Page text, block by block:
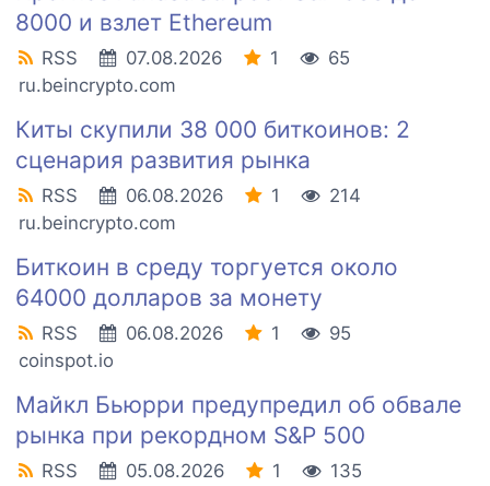
8000 и взлет Ethereum
RSS 07.08.2026 1
65
ru.beincrypto.com
Киты скупили 38 000 биткоинов: 2
сценария развития рынка
RSS 06.08.2026 1
214
ru.beincrypto.com
Биткоин в среду торгуется около
64000 долларов за монету
RSS 06.08.2026 1
95
coinspot.io
Майкл Бьюрри предупредил об обвале
рынка при рекордном S&P 500
RSS 05.08.2026 1
135